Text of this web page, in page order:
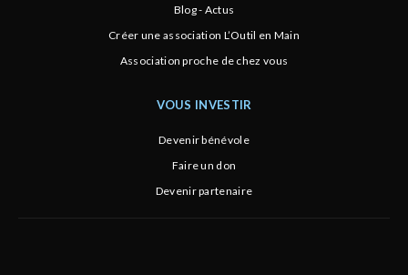
Blog - Actus
Créer une association L’Outil en Main
Association proche de chez vous
VOUS INVESTIR
Devenir bénévole
Faire un don
Devenir partenaire